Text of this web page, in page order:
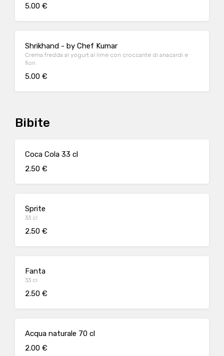
5.00 €
Shrikhand - by Chef Kumar
Crema fredda al yogurt al lime con croccante di anacardi e
fiori
5.00 €
Bibite
Coca Cola 33 cl
2.50 €
Sprite
33 cl
2.50 €
Fanta
33 cl
2.50 €
Acqua naturale 70 cl
2.00 €